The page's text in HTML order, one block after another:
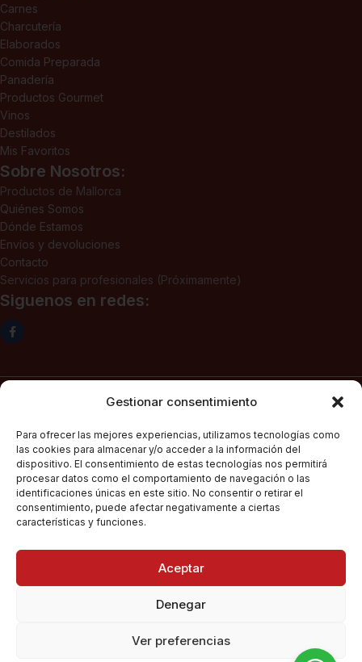
Gestionar consentimiento
Para ofrecer las mejores experiencias, utilizamos tecnologías como
las cookies para almacenar y/o acceder a la información del
dispositivo. El consentimiento de estas tecnologías nos permitirá
procesar datos como el comportamiento de navegación o las
identificaciones únicas en este sitio. No consentir o retirar el
consentimiento, puede afectar negativamente a ciertas
características y funciones.
Aceptar
Denegar
Ver preferencias
Carnes
Charcutería
Elaborados
Comida Preparada
Panadería
Productos Gourmet
Vinos
Destilados
Mis Favoritos
Sobre Nosotros:
Productos de Mallorca
Quiénes Somos
Dónde Estamos
Envíos y devoluciones
Contacto
Servicios para profesionales (Próximamente)
Siguenos en redes:
Carns i Delicies Can Pep S.L. (canpepgourmet.es), inscrita en el
1ª, fecha 02/06/2025, con domicilio social en c/ Major Nº 115,
07141, Pórtol – Marratxí (Islas Baleares) con CIF B57347908, presta
sus servicios de venta electrónica por Internet a través de su
página webcanpepgourmet.es
Can Pep Gourmet2026.
reservados.
Políticas De Privacidad